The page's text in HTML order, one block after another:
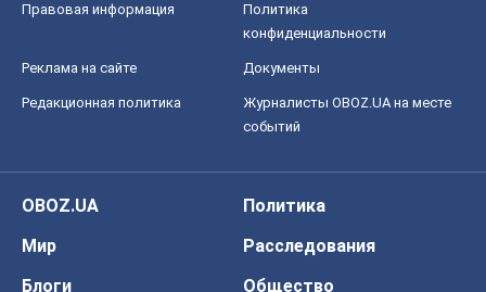
Правовая информация
Политика
конфиденциальности
Реклама на сайте Документы
Редакционная политика
Журналисты OBOZ.UA на месте
событий
OBOZ.UA
Политика
Мир
Расследования
Блоги
Общество